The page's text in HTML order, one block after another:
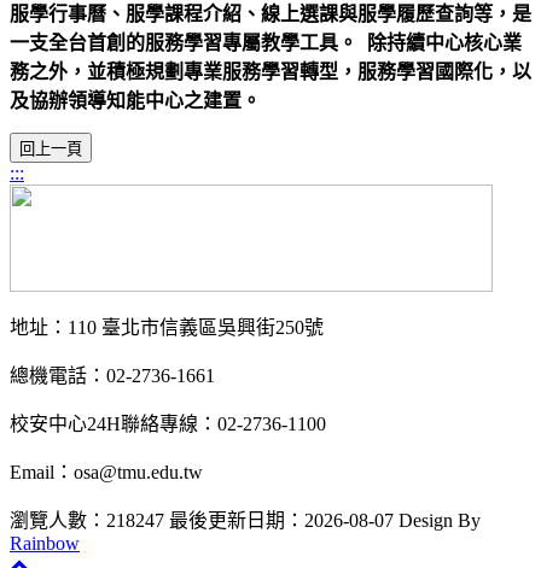
服學行事曆、服學課程介紹、線上選課與服學履歷查詢等，是
一支全台首創的服務學習專屬教學工具。
除持續中心核心業
務之外，並積極規劃專業服務學習轉型，服務學習國際化，以
及協辦領導知能中心之建置。
:::
地址：110 臺北市信義區吳興街250號
總機電話：02-2736-1661
校安中心24H聯絡專線：02-2736-1100
Email：osa@tmu.edu.tw
瀏覽人數：218247 最後更新日期：2026-08-07 Design By
Rainbow